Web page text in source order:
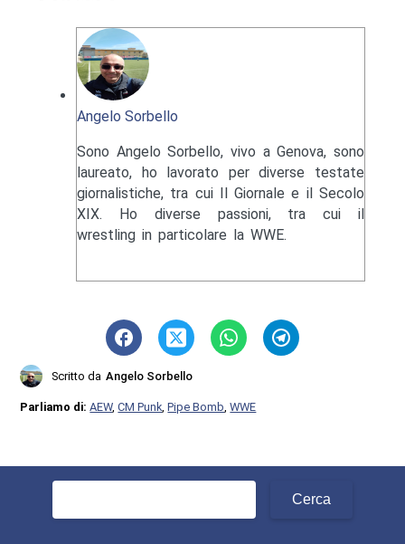
Angelo Sorbello
Sono Angelo Sorbello, vivo a Genova, sono
laureato, ho lavorato per diverse testate
giornalistiche, tra cui Il Giornale e il Secolo
XIX. Ho diverse passioni, tra cui il
wrestling in particolare la WWE.
Scritto da Angelo Sorbello
Parliamo di:AEW,CM Punk ,Pipe Bomb ,WWE